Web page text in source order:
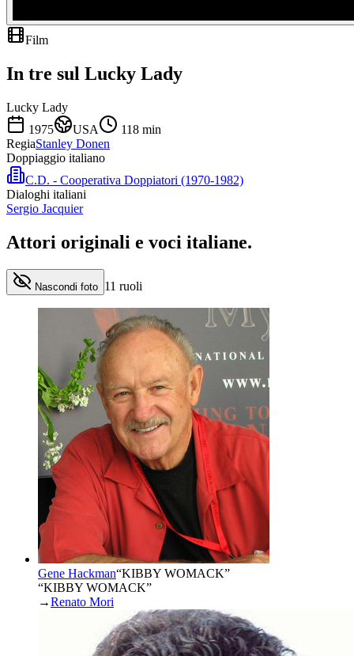
Film
In tre sul Lucky Lady
Lucky Lady
1975
USA 118 min
RegiaStanley Donen
Doppiaggio italiano
C.D. - Cooperativa Doppiatori (1970-1982)
Dialoghi italiani
Sergio Jacquier
Attori originali e voci italiane.
Nascondi foto 11 ruoli
Gene Hackman“KIBBY WOMACK”
“KIBBY WOMACK”
→Renato Mori